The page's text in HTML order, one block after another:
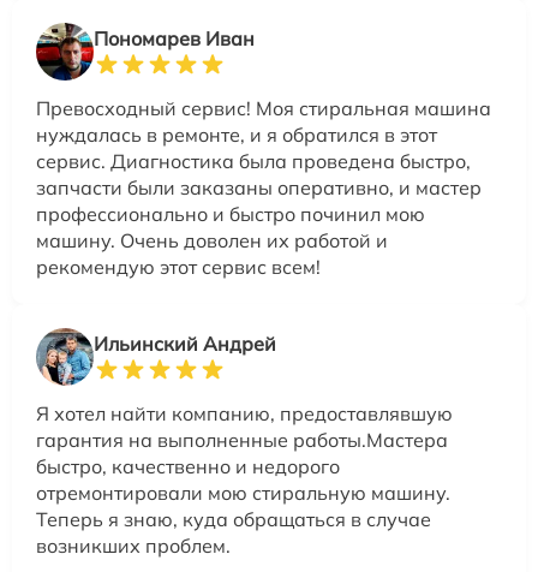
Пономарев Иван
Превосходный сервис! Моя стиральная машина
нуждалась в ремонте, и я обратился в этот
сервис. Диагностика была проведена быстро,
запчасти были заказаны оперативно, и мастер
профессионально и быстро починил мою
машину. Очень доволен их работой и
рекомендую этот сервис всем!
Ильинский Андрей
Я хотел найти компанию, предоставлявшую
гарантия на выполненные работы.Мастера
быстро, качественно и недорого
отремонтировали мою стиральную машину.
Теперь я знаю, куда обращаться в случае
возникших проблем.